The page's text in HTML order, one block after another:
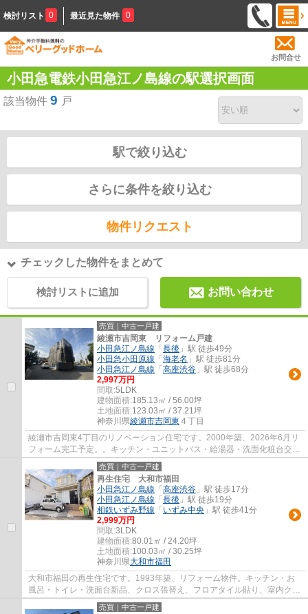
検討リスト 0 最近見た物件 0
お問合せ
小田急電鉄小田急江ノ島線の駅選択画面
該当物件 9 戸
駅で絞り込む
さらに条件を絞り込む
物件リクエスト
チェックした物件をまとめて
検討リストに追加 お問い合わせ
売買｜中古一戸建
綾瀬市吉岡東 リフォーム戸建
小田急江ノ島線 「 長後 」駅 徒歩49分
小田急小田原線 「 海老名 」駅 徒歩81分
小田急江ノ島線 「 高座渋谷 」駅 徒歩68分
2,997万円
間取:5LDK
建物面積:185.13㎡ / 56.00坪
土地面積:123.03㎡ / 37.21坪
神奈川県綾瀬市吉岡東 ４丁目
綾瀬市吉岡東4丁目のリノベーション住宅です。2000年築、2026年6月リ
フォーム完工予定。。キッチン・ユニットバス・給湯器・洗面化粧台交換
新品。外壁・屋根塗装。他 落合小学校（約65...
売買｜中古一戸建
再生住宅 大和市福田
小田急江ノ島線 「 高座渋谷 」駅 徒歩17分
小田急江ノ島線 「 長後 」駅 徒歩19分
相鉄いずみ野線 「 いずみ中央 」駅 徒歩41分
2,999万円
間取:3LDK
建物面積:80.01㎡ / 24.20坪
土地面積:100.03㎡ / 30.25坪
神奈川県大和市福田
大和市福田の再生住宅です。1993年築、リフォーム物件。キッチン・お
風呂・トイレ・洗面台新品、クロス張替え、フロアタイル貼り、室内クリ
ーニング、白蟻点検、外壁塗装、屋根塗装。...
売買｜中古一戸建